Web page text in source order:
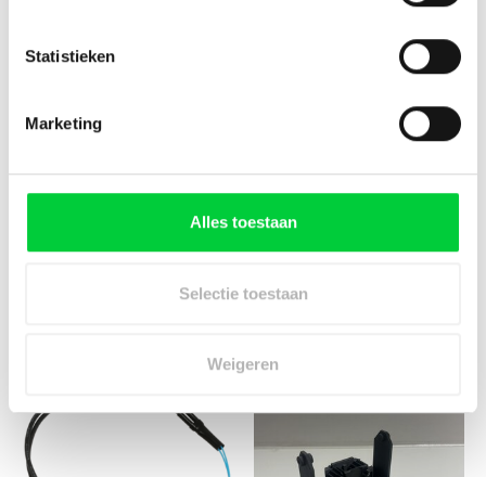
Statistieken
Marketing
Alles toestaan
Selectie toestaan
Weigeren